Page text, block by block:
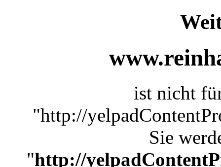
ist nicht
"http://
Sie
"http://